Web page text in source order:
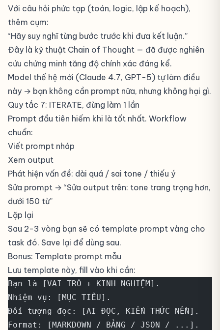
Với câu hỏi phức tạp (toán, logic, lập kế hoạch),
thêm cụm:
“Hãy suy nghĩ từng bước trước khi đưa kết luận.”
Đây là kỹ thuật Chain of Thought — đã được nghiên
cứu chứng minh tăng độ chính xác đáng kể.
Model thế hệ mới (Claude 4.7, GPT-5) tự làm điều
này → bạn không cần prompt nữa, nhưng không hại gì.
Quy tắc 7: ITERATE, đừng làm 1 lần
Prompt đầu tiên hiếm khi là tốt nhất. Workflow
chuẩn:
Viết prompt nháp
Xem output
Phát hiện vấn đề: dài quá / sai tone / thiếu ý
Sửa prompt → “Sửa output trên: tone trang trọng hơn,
dưới 150 từ”
Lặp lại
Sau 2-3 vòng bạn sẽ có template prompt vàng cho
task đó. Save lại để dùng sau.
Bonus: Template prompt mẫu
Lưu template này, fill vào khi cần:
Bạn là [VAI TRÒ + KINH NGHIỆM].
Nhiệm vụ: [MỤC TIÊU].
Đối tượng đọc: [AI ĐỌC, KIẾN THỨC NỀN].
Format: [MARKDOWN / BẢNG / JSON / ...].